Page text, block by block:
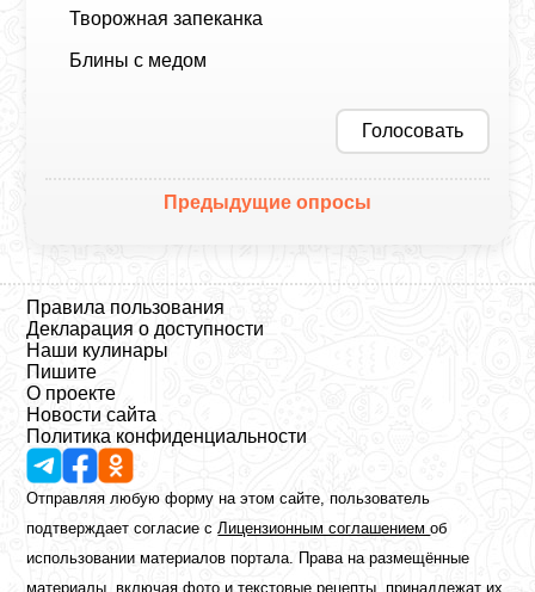
Творожная запеканка
Блины с медом
Голосовать
Предыдущие опросы
Правила пользования
Декларация о доступности
Наши кулинары
Пишите
О проекте
Новости сайта
Политика конфиденциальности
Отправляя любую форму на этом сайте, пользователь
подтверждает согласие сЛицензионным соглашениемоб
использовании материалов портала. Права на размещённые
материалы, включая фото и текстовые рецепты, принадлежат их